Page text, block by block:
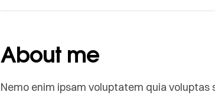
About me
Nemo enim ipsam voluptatem quia